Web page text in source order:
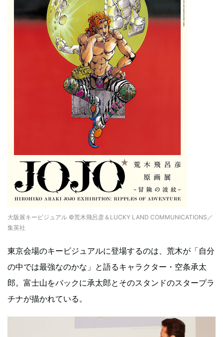
大阪展キービジュアル ©荒木飛呂彦＆LUCKY LAND COMMUNICATIONS／
集英社
東京会場のキービジュアルに登場するのは、荒木が「自分
の中では最強なのかな」と語るキャラクター・空条承太
郎。富士山をバックに承太郎とそのスタンドのスタープラ
チナが描かれている。